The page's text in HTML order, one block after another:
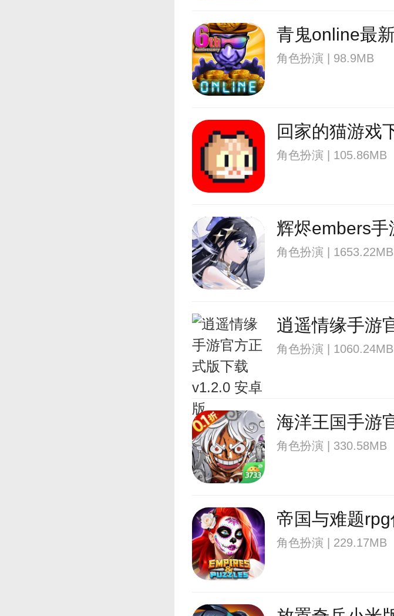
角色扮演 | 98.9MB
角色扮演 | 105.86MB
角色扮演 | 1653.22MB
角色扮演 | 1060.24MB
角色扮演 | 330.58MB
角色扮演 | 229.17MB